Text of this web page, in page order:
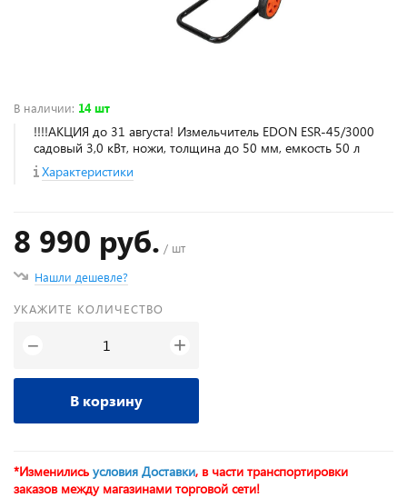
В наличии: 14 шт
!!!!АКЦИЯ до 31 августа! Измельчитель EDON ESR-45/3000
садовый 3,0 кВт, ножи, толщина до 50 мм, емкость 50 л
Характеристики
8 990 руб. / шт
Нашли дешевле?
УКАЖИТЕ КОЛИЧЕСТВО
− +
В корзину
*Изменились условия Доставки, в части транспортировки
заказов между магазинами торговой сети!